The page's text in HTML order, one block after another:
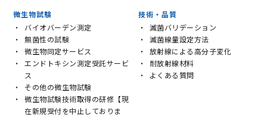
微生物試験
バイオバーデン測定
無菌性の試験
微生物同定サービス
エンドトキシン測定受託サービ
ス
その他の微生物試験
微生物試験技術取得の研修【現
在新規受付を中止しておりま
技術・品質
滅菌バリデーション
滅菌線量設定方法
放射線による高分子変化
耐放射線材料
よくある質問